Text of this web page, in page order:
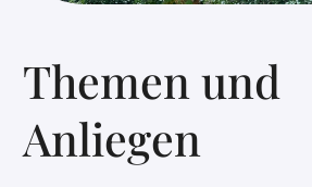
Themen und
Anliegen